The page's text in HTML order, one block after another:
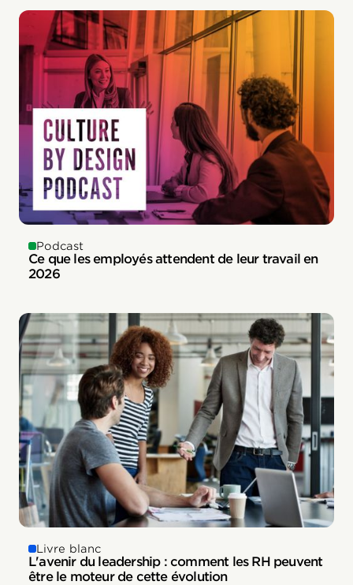
Podcast
Ce que les employés attendent de leur travail en
2026
Livre blanc
L'avenir du leadership : comment les RH peuvent
être le moteur de cette évolution